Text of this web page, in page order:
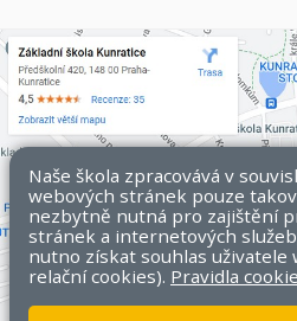
Naše škola zpracovává v
webových stránek pouze
nezbytně nutná pro zajištění
stránek a internetových
nutno získat souhlas uživatele
relační cookies). Pravidla